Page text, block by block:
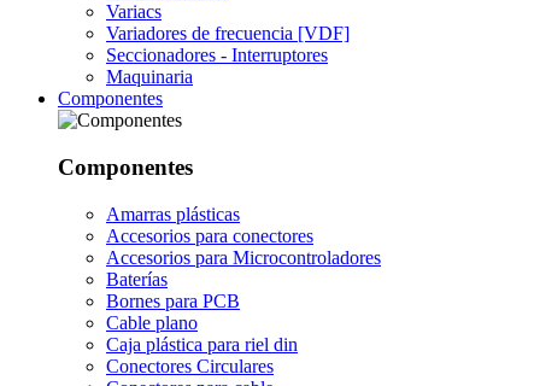
Variacs
Variadores de frecuencia [VDF]
Seccionadores - Interruptores
Maquinaria
Componentes
Componentes
Amarras plásticas
Accesorios para conectores
Accesorios para Microcontroladores
Baterías
Bornes para PCB
Cable plano
Caja plástica para riel din
Conectores Circulares